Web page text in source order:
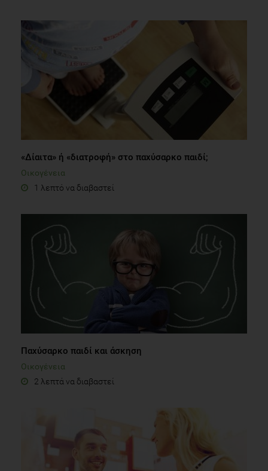
«Δίαιτα» ή «διατροφή» στο παχύσαρκο παιδί;
Οικογένεια
1 λεπτό να διαβαστεί
Παχύσαρκο παιδί και άσκηση
Οικογένεια
2 λεπτά να διαβαστεί